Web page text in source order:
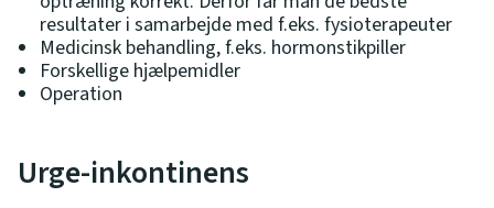
resultater i samarbejde med f.eks. fysioterapeuter
Medicinsk behandling, f.eks. hormonstikpiller
Forskellige hjælpemidler
Operation
Urge-inkontinens